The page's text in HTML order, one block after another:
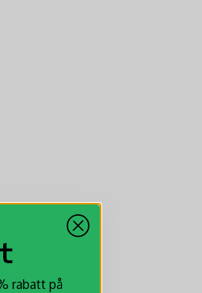
rabatt på